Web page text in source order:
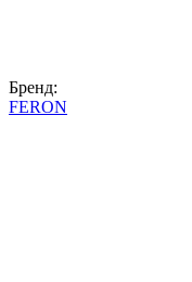
Бренд:
FERON